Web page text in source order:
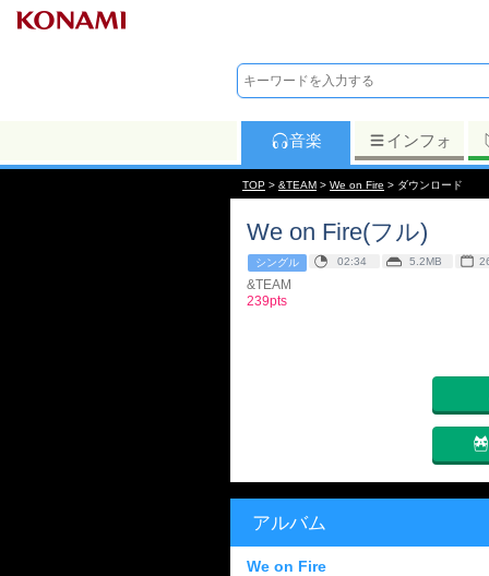
音楽 インフォ
TOP > &TEAM > We on Fire > ダウンロード
We on Fire(フル)
シングル 02:34 5.2MB
&TEAM
239pts
アルバム
We on Fire